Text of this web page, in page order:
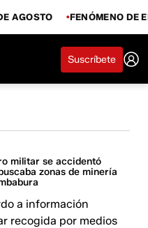
AGOSTO FENÓMENO DE
Suscríbete
militar se accidentó
zonas de minería
a información
recogida por medios